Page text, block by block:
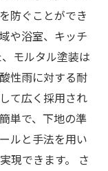
防ぐことができ
や浴室、キッチ
モルタル塗装は
性雨に対する耐
て広く採用され
単で、下地の準
ルと手法を用い
現できます。 さ